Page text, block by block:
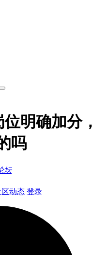
明确加分，
吗
坛
区动态 登录